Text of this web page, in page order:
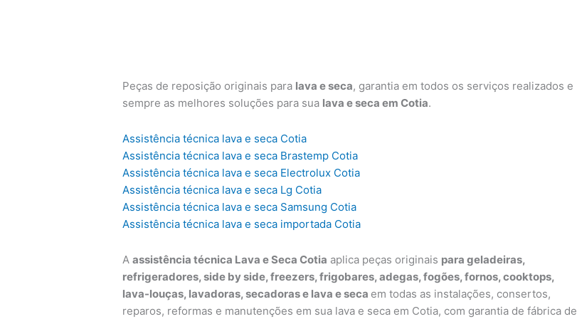
Peças de reposição originais para lava e seca, garantia em todos os serviços realizados e
sempre as melhores soluções para sua lava e seca em Cotia.
Assistência técnica lava e seca Cotia
Assistência técnica lava e seca Brastemp Cotia
Assistência técnica lava e seca Electrolux Cotia
Assistência técnica lava e seca Lg Cotia
Assistência técnica lava e seca Samsung Cotia
Assistência técnica lava e seca importada Cotia
Aassistência técnica Lava e Seca Cotia aplica peças originais para geladeiras,
refrigeradores, side by side, freezers, frigobares, adegas, fogões, fornos, cooktops,
lava-louças, lavadoras, secadoras e lava e seca em todas as instalações, consertos,
reparos, reformas e manutenções em sua lava e seca em Cotia, com garantia de fábrica de